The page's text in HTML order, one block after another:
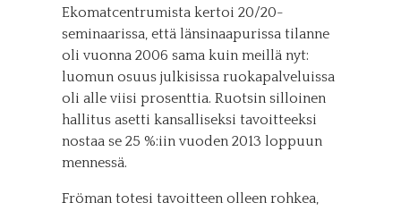
Ekomatcentrumista kertoi 20/20-
seminaarissa, että länsinaapurissa tilanne
oli vuonna 2006 sama kuin meillä nyt:
luomun osuus julkisissa ruokapalveluissa
oli alle viisi prosenttia. Ruotsin silloinen
hallitus asetti kansalliseksi tavoitteeksi
nostaa se 25 %:iin vuoden 2013 loppuun
mennessä.
Fröman totesi tavoitteen olleen rohkea,